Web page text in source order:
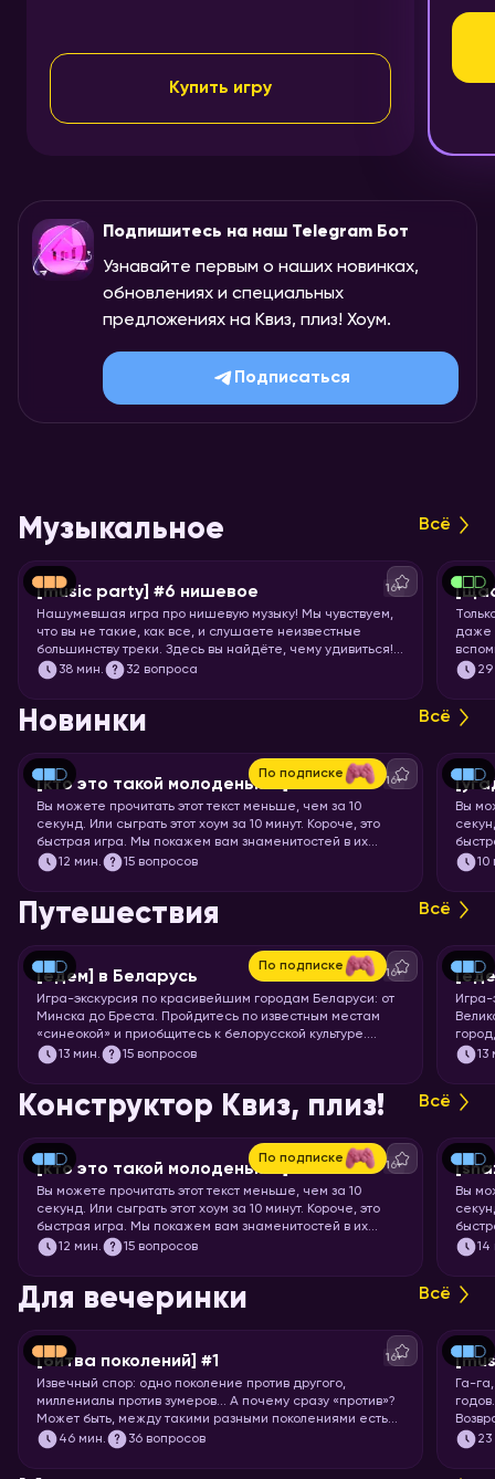
Купить игру
Подпишитесь на наш Telegram Бот
Узнавайте первым о наших новинках,
обновлениях и специальных
предложениях на Квиз, плиз! Хоум.
Подписаться
Музыкальное Всё
[music party] #6 нишевое 16+
Нашумевшая игра про нишевую музыку! Мы чувствуем,
что вы не такие, как все, и слушаете неизвестные
большинству треки. Здесь вы найдёте, чему удивиться!
Настраивайте слух на изысканную непопулярную музыку
38 мин. 32 вопроса
даже
29
Новинки Всё
По подписке
[кто это такой молоденький] #5 16+
Вы можете прочитать этот текст меньше, чем за 10
секунд. Или сыграть этот хоум за 10 минут. Короче, это
быстрая игра. Мы покажем вам знаменитостей в их
раннем возрасте, а ваша задача – узнать их.
12 мин. 15 вопросов
Вы
10
Путешествия Всё
По подписке
[едем] в Беларусь 16+
Игра-экскурсия по красивейшим городам Беларуси: от
Минска до Бреста. Пройдитесь по известным местам
«синеокой» и приобщитесь к белорусской культуре.
Скорее запускайте хоум!
13 мин. 15 вопросов
Игра-
13
Конструктор Квиз, плиз! Всё
По подписке
[кто это такой молоденький] #5 16+
Вы можете прочитать этот текст меньше, чем за 10
секунд. Или сыграть этот хоум за 10 минут. Короче, это
быстрая игра. Мы покажем вам знаменитостей в их
раннем возрасте, а ваша задача – узнать их.
12 мин. 15 вопросов
Вы
14
Для вечеринки Всё
[битва поколений] #1 16+
Извечный спор: одно поколение против другого,
миллениалы против зумеров… А почему сразу «против»?
Может быть, между такими разными поколениями есть
что-то общее? Попробуем понять друг друга и
46 мин. 36 вопросов
Га-
игры!
23